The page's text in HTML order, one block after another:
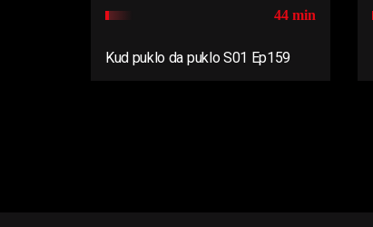
44 min
Kud puklo da puklo S01 Ep159